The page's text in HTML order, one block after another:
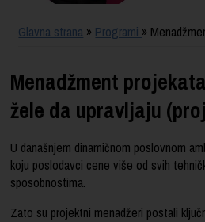
SERTIFIKACIJA
Glavna strana » Programi »
Menadžment
žele da upravljaju
U današnjem dinamičnom poslovnom
koju poslodavci cene više od svih
sposobnostima.
Zato su projektni menadžeri postali